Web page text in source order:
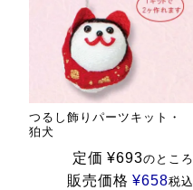
つるし飾りパーツキット・
狛犬
定価 ¥693のところ
販売価格 ¥658税込